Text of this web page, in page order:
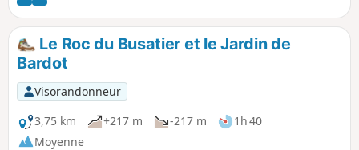
Le Roc du Busatier et le Jardin de
Bardot
Visorandonneur
3,75 km
+217 m -217 m
1h 40
Moyenne